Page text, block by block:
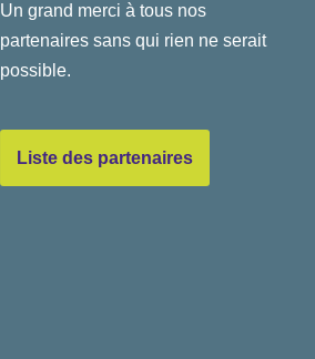
Un grand merci à tous nos
partenaires sans qui rien ne serait
possible.
Liste des partenaires